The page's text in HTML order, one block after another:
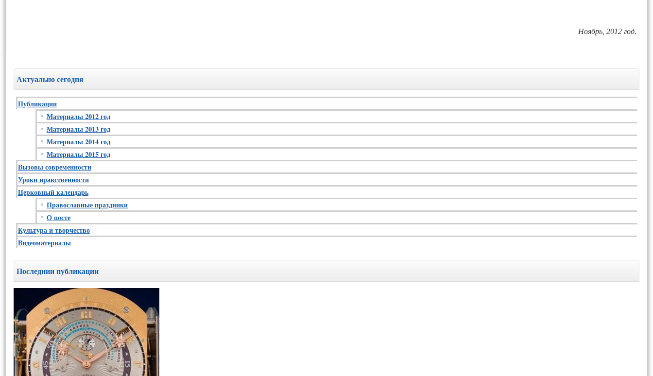
Ноябрь, 2012 год.
Актуально сегодня
Публикации
Материалы 2012 год
Материалы 2013 год
Материалы 2014 год
Материалы 2015 год
Вызовы современности
Уроки нравственности
Церковный календарь
Православные праздники
О посте
Культура и творчество
Видеоматериалы
Последнии публикации